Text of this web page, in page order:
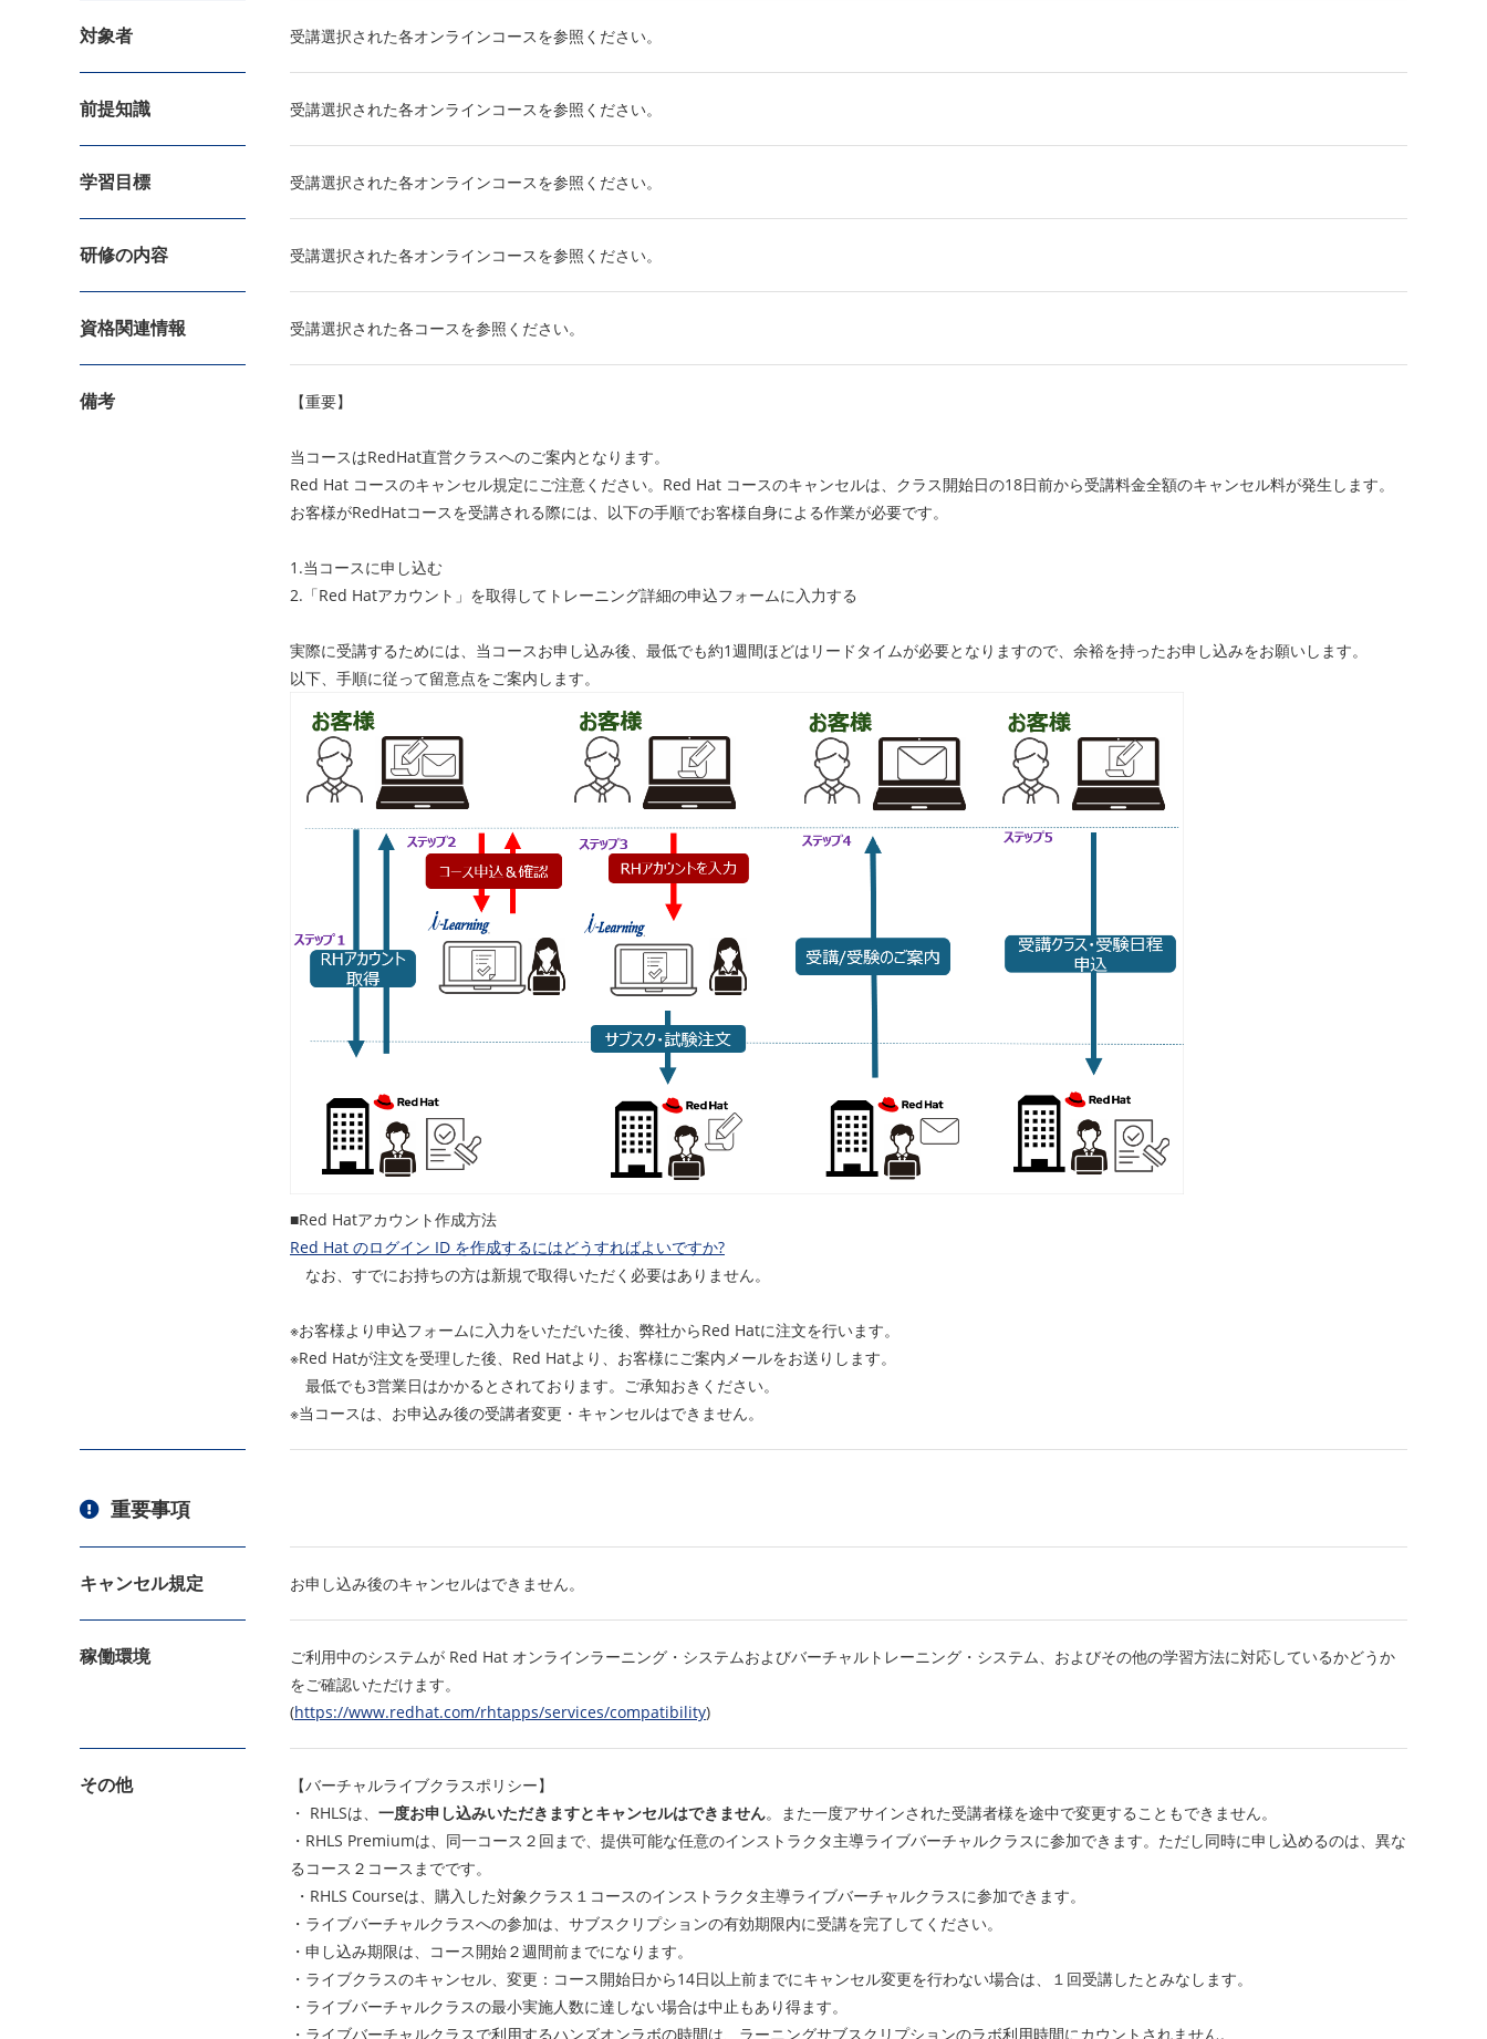
対象者 受講選択された各オンラインコースを参照ください。
前提知識 受講選択された各オンラインコースを参照ください。
学習目標 受講選択された各オンラインコースを参照ください。
研修の内容 受講選択された各オンラインコースを参照ください。
資格関連情報 受講選択された各コースを参照ください。
備考 【重要】
当コースはRedHat直営クラスへのご案内となります。
Red Hat コースのキャンセル規定にご注意ください。Red Hat コースのキャンセルは、クラス開始日の18日前から受講料金全額のキャンセル料が発生します。
お客様がRedHatコースを受講される際には、以下の手順でお客様自身による作業が必要です。
1.当コースに申し込む
2.「Red Hatアカウント」を取得してトレーニング詳細の申込フォームに入力する
実際に受講するためには、当コースお申し込み後、最低でも約1週間ほどはリードタイムが必要となりますので、余裕を持ったお申し込みをお願いします。
以下、手順に従って留意点をご案内します。
■Red Hatアカウント作成方法
Red Hat のログイン ID を作成するにはどうすればよいですか?
なお、すでにお持ちの方は新規で取得いただく必要はありません。
※お客様より申込フォームに入力をいただいた後、弊社からRed Hatに注文を行います。
※Red Hatが注文を受理した後、Red Hatより、お客様にご案内メールをお送りします。
最低でも3営業日はかかるとされております。ご承知おきください。
※当コースは、お申込み後の受講者変更・キャンセルはできません。
重要事項
キャンセル規定 お申し込み後のキャンセルはできません。
稼働環境
ご利用中のシステムが Red Hat オンラインラーニング・システムおよびバーチャルトレーニング・システム、およびその他の学習方法に対応しているかどうか
をご確認いただけます。
(https://www.redhat.com/rhtapps/services/compatibility)
その他
【バーチャルライブクラスポリシー】
・ RHLSは、 一度お申し込みいただきますとキャンセルはできません。また一度アサインされた受講者様を途中で変更することもできません。
・RHLS Premiumは、同一コース２回まで、提供可能な任意のインストラクタ主導ライブバーチャルクラスに参加できます。ただし同時に申し込めるのは、異な
るコース２コースまでです。
・RHLS Courseは、購入した対象クラス１コースのインストラクタ主導ライブバーチャルクラスに参加できます。
・ライブバーチャルクラスへの参加は、サブスクリプションの有効期限内に受講を完了してください。
・申し込み期限は、コース開始２週間前までになります。
・ライブクラスのキャンセル、変更：コース開始日から14日以上前までにキャンセル変更を行わない場合は、１回受講したとみなします。
・ライブバーチャルクラスの最小実施人数に達しない場合は中止もあり得ます。
・ライブバーチャルクラスで利用するハンズオンラボの時間は、ラーニングサブスクリプションのラボ利用時間にカウントされません。